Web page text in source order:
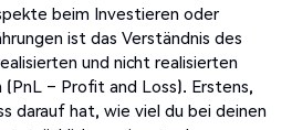
beim Investieren oder
ist das Verständnis des
und nicht realisierten
(PnL – Profit and Loss). Erstens,
darauf hat, wie viel du bei deinen